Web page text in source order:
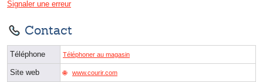
Signaler une erreur
Contact
Téléphone Téléphoner au magasin
Site web www.courir.com